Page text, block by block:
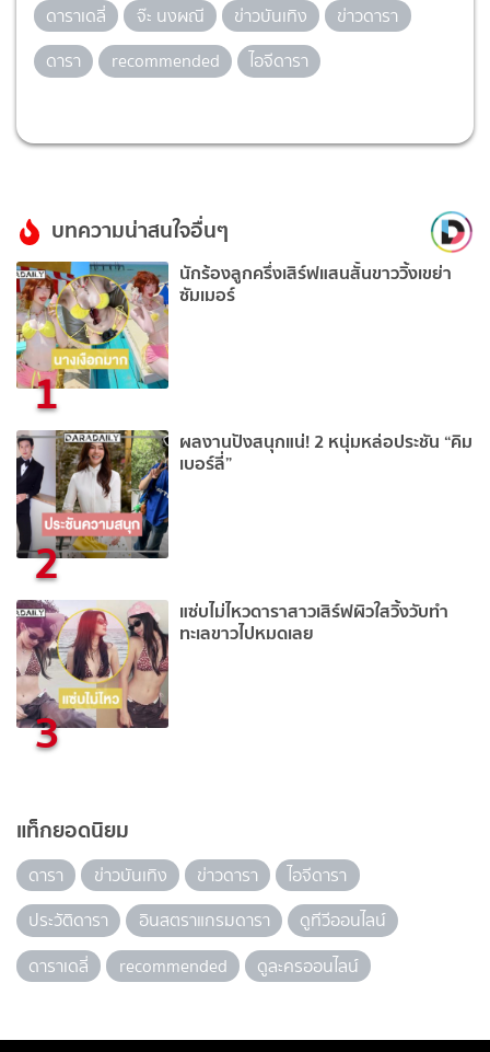
ดาราเดลี่ จ๊ะ นงผณี ข่าวบันเทิง
ข่าวดารา
ดารา
recommended ไอจีดารา
บทความน่าสนใจอื่นๆ
1
นักร้องลูกครึ่งเสิร์ฟแสนสั้นขาววิ้งเขย่า
ซัมเมอร์
2
ผลงานปังสนุกแน่! 2 หนุ่มหล่อประชัน “คิม
เบอร์ลี่”
3
แซ่บไม่ไหวดาราสาวเสิร์ฟผิวใสวิ้งวับทำ
ทะเลขาวไปหมดเลย
แท็กยอดนิยม
ดารา ข่าวบันเทิง ข่าวดารา
ไอจีดารา
ประวัติดารา
อินสตราแกรมดารา
ดูทีวีออนไลน์
ดาราเดลี่
recommended ดูละครออนไลน์